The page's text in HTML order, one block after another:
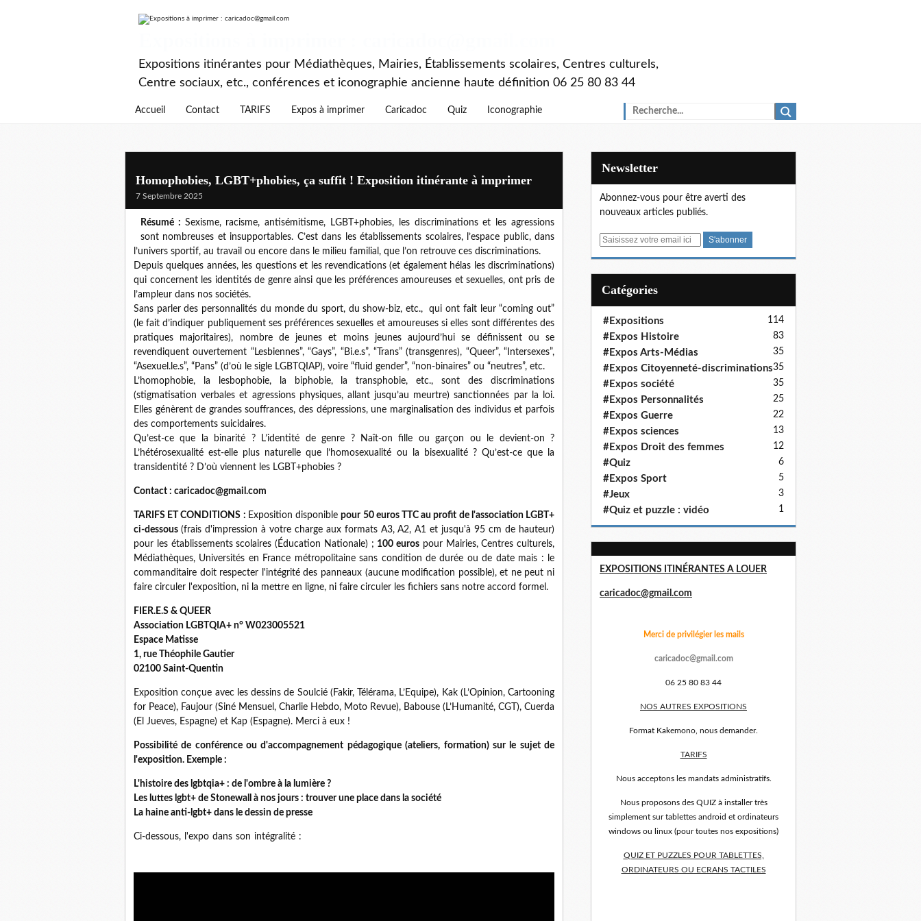
Expositions itinérantes pour Médiathèques, Mairies, Établissements scolaires, Centres culturels,
Centre sociaux, etc., conférences et iconographie ancienne haute définition 06 25 80 83 44
Accueil Contact TARIFS Expos à imprimer Caricadoc Quiz Iconographie
Homophobies, LGBT+phobies, ça suffit ! Exposition itinérante à imprimer
7 Septembre 2025
Résumé : Sexisme, racisme, antisémitisme, LGBT+phobies, les discriminations et les agressions
sont nombreuses et insupportables. C’est dans les établissements scolaires, l’espace public, dans
l’univers sportif, au travail ou encore dans le milieu familial, que l’on retrouve ces discriminations.
Depuis quelques années, les questions et les revendications (et également hélas les discriminations)
qui concernent les identités de genre ainsi que les préférences amoureuses et sexuelles, ont pris de
l’ampleur dans nos sociétés.
Sans parler des personnalités du monde du sport, du show-biz, etc., qui ont fait leur “coming out”
(le fait d’indiquer publiquement ses préférences sexuelles et amoureuses si elles sont différentes des
pratiques majoritaires), nombre de jeunes et moins jeunes aujourd’hui se définissent ou se
revendiquent ouvertement “Lesbiennes”, “Gays”, “Bi.e.s”, “Trans” (transgenres), “Queer”, “Intersexes”,
“Asexuel.le.s”, “Pans” (d’où le sigle LGBTQIAP), voire “fluid gender”, “non-binaires” ou “neutres”, etc.
L’homophobie, la lesbophobie, la biphobie, la transphobie, etc., sont des discriminations
(stigmatisation verbales et agressions physiques, allant jusqu’au meurtre) sanctionnées par la loi.
Elles génèrent de grandes souffrances, des dépressions, une marginalisation des individus et parfois
des comportements suicidaires.
Qu’est-ce que la binarité ? L’identité de genre ? Naît-on fille ou garçon ou le devient-on ?
L’hétérosexualité est-elle plus naturelle que l’homosexualité ou la bisexualité ? Qu’est-ce que la
transidentité ? D’où viennent les LGBT+phobies ?
Contact : caricadoc@gmail.com
TARIFS ET CONDITIONS : Exposition disponiblepour 50 euros TTC au profit de l'association LGBT+
ci-dessous (frais d'impression à votre charge aux formats A3, A2, A1 et jusqu'à 95 cm de hauteur)
pour les établissements scolaires (Éducation Nationale) ; 100 euros pour Mairies, Centres culturels,
Médiathèques, Universités en France métropolitaine sans condition de durée ou de date mais : le
commanditaire doit respecter l'intégrité des panneaux (aucune modification possible), et ne peut ni
faire circuler l'exposition, ni la mettre en ligne, ni faire circuler les fichiers sans notre accord formel.
FIER.E.S & QUEER
Association LGBTQIA+ n° W023005521
Espace Matisse
1, rue Théophile Gautier
02100 Saint-Quentin
Exposition conçue avec les dessins de Soulcié (Fakir, Télérama, L’Equipe), Kak (L’Opinion, Cartooning
for Peace), Faujour (Siné Mensuel, Charlie Hebdo, Moto Revue), Babouse (L’Humanité, CGT), Cuerda
(El Jueves, Espagne) et Kap (Espagne). Merci à eux !
Possibilité de conférence ou d'accompagnement pédagogique (ateliers, formation) sur le sujet de
l'exposition. Exemple :
L'histoire des lgbtqia+ : de l'ombre à la lumière ?
Les luttes lgbt+ de Stonewall à nos jours : trouver une place dans la société
La haine anti-lgbt+ dans le dessin de presse
Ci-dessous, l'expo dans son intégralité :
Newsletter
Abonnez-vous pour être averti des
nouveaux articles publiés.
E
Catégories
#Expositions 114
#Expos Histoire 83
#Expos Arts-Médias 35
#Expos Citoyenneté-discriminations35
#Expos société 35
#Expos Personnalités 25
#Expos Guerre 22
#Expos sciences 13
#Expos Droit des femmes 12
#Quiz 6
#Expos Sport 5
#Jeux 3
#Quiz et puzzle : vidéo 1
EXPOSITIONS ITINÉRANTES A LOUER
caricadoc@gmail.com
Merci de privilégier les mails
caricadoc@gmail.com
06 25 80 83 44
NOS AUTRES EXPOSITIONS
Format Kakemono, nous demander.
TARIFS
Nous acceptons les mandats administratifs.
Nous proposons des QUIZ à installer très
simplement sur tablettes android et ordinateurs
windows ou linux (pour toutes nos expositions)
QUIZ ET PUZZLES POUR TABLETTES,
ORDINATEURS OU ECRANS TACTILES